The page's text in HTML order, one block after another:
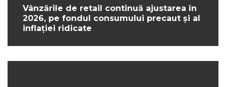
Vânzările de retail continuă ajustarea în
2026, pe fondul consumului precaut și al
inflației ridicate